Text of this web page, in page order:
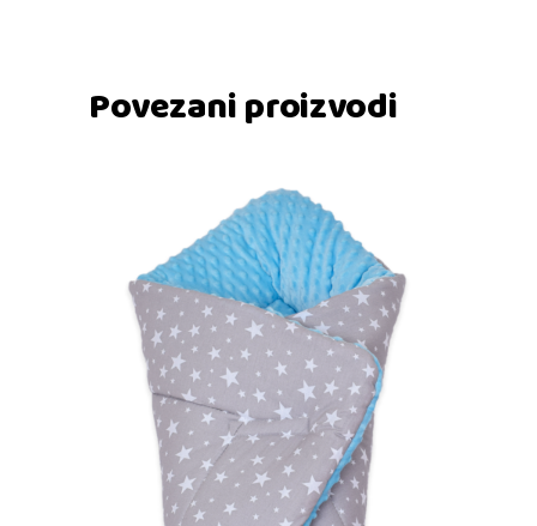
Povezani proizvodi
Dodaj u košaricu